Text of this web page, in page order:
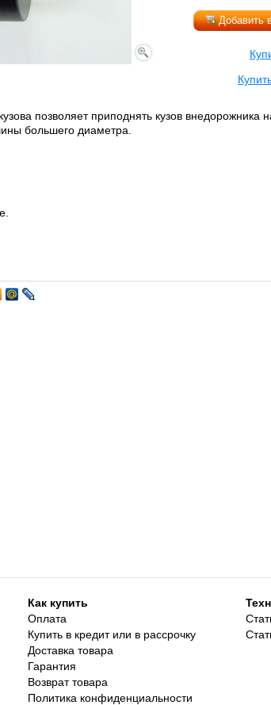
Добавить
позволяет приподнять кузов
большего диаметра.
Как купить
Оплата
Купить в кредит или в рассрочку
Доставка товара
Гарантия
Возврат товара
Политика конфиденциальности